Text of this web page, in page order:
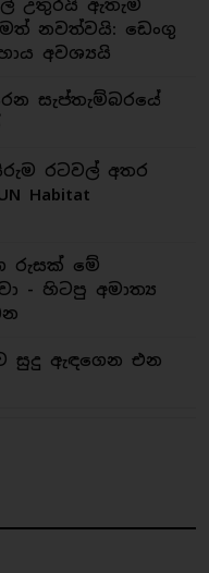
උතුරයි ඇතැම්
නවත්වයි: ඩෙංගු
අවශ්‍යයි
සැප්තැම්බරයේ
රටවල් අතර
Habitat
රුසක් මේ
- හිටපු අමාත්‍ය
සුදු ඇඳගෙන එන